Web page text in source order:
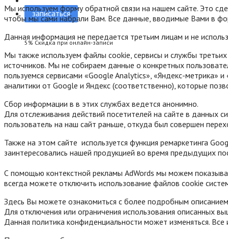
записаться
5% Скидка при онлайн-записи
Мы используем форму обратной связи на нашем сайте. Это
чтобы мы сами набрали Вам. Все данные, вводимые Вами в
Данная информация не передается третьим лицам и не
Мы также используем файлы cookie, сервисы и службы
источников. Мы не собираем данные о конкретных
пользуемся сервисами «Google Analytics», «Яндекс-метрика»
аналитики от Google и Яндекс (соответственно), которые
Сбор информации в в этих службах ведется анонимно.
Для отслеживания действий посетителей на сайте в данных
пользователь на наш сайт раньше, откуда был совершен
Также на этом сайте используется функция ремаркетинга
заинтересовались нашей продукцией во время предыдущих
С помощью контекстной рекламы AdWords мы можем
всегда можете отключить использование файлов cookie
Здесь Вы можете ознакомиться с более подробным
Для отключения или ограничения использования
Данная политика конфиденциальности может изменяться.